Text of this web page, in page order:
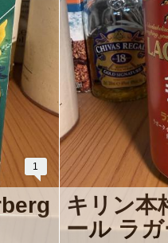
1
キリン本
ール ラ